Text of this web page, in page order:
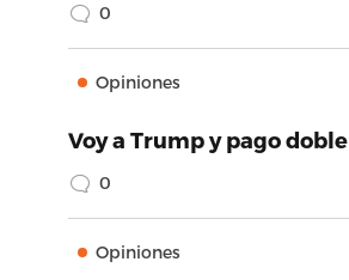
0
Opiniones
Voy a Trump y pago doble
0
Opiniones